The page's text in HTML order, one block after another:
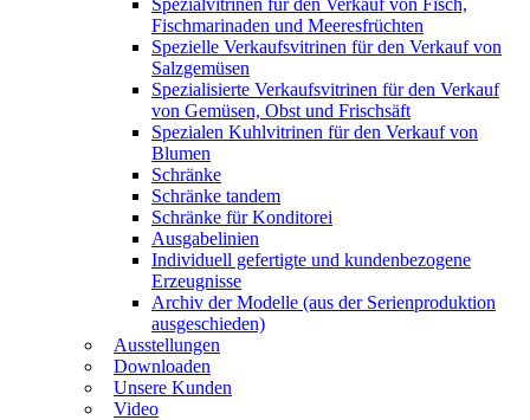
Spezialvitrinen für den Verkauf von Fisch,
Fischmarinaden und Meeresfrüchten
Spezielle Verkaufsvitrinen für den Verkauf von
Salzgemüsen
Spezialisierte Verkaufsvitrinen für den Verkauf
von Gemüsen, Obst und Frischsäft
Spezialen Kuhlvitrinen für den Verkauf von
Blumen
Schränke
Schränke tandem
Schränke für Konditorei
Ausgabelinien
Individuell gefertigte und kundenbezogene
Erzeugnisse
Archiv der Modelle (aus der Serienproduktion
ausgeschieden)
Ausstellungen
Downloaden
Unsere Kunden
Video